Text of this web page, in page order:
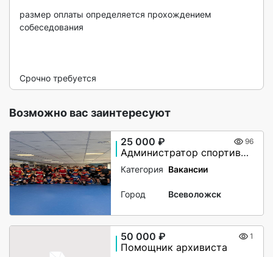
размер оплаты определяется прохождением
собеседования
Срочно требуется
Возможно вас заинтересуют
25 000 ₽ 96
Администратор спортивного клуба
Категория Вакансии
Город Всеволожск
50 000 ₽ 1
Помощник архивиста